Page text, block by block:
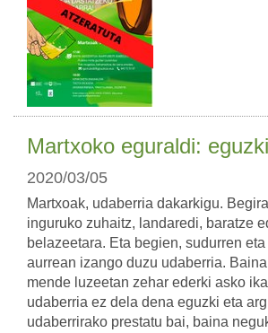
Martxoko eguraldi:
2020/03/05
Martxoak, udaberria dakarkigu.
inguruko zuhaitz, landaredi, baratze
belazeetara. Eta begien, sudurren
aurrean izango duzu udaberria.
mende luzeetan zehar ederki asko
udaberria ez dela dena eguzki eta
udaberrirako prestatu bai, baina